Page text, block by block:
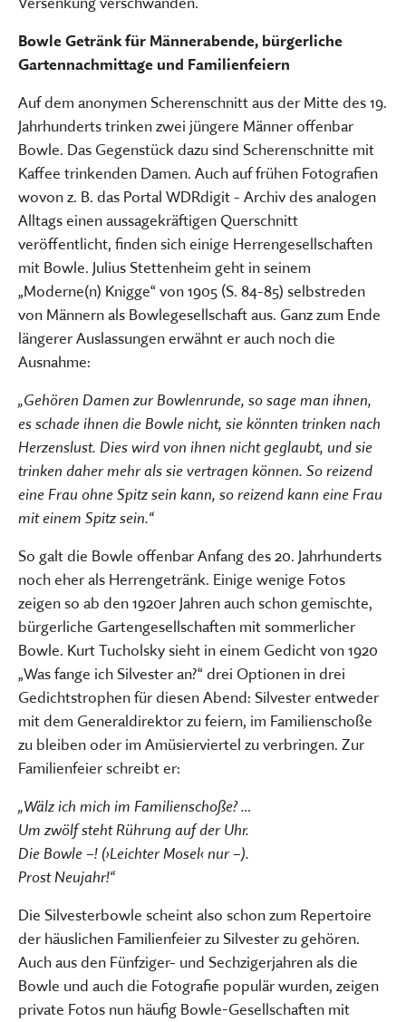
Bowle Getränk für Männerabende, bürgerliche
Gartennachmittage und Familienfeiern
Auf dem anonymen Scherenschnitt aus der Mitte des 19.
Jahrhunderts trinken zwei jüngere Männer offenbar
Bowle. Das Gegenstück dazu sind Scherenschnitte mit
Kaffee trinkenden Damen. Auch auf frühen Fotografien
wovon z. B. das Portal WDRdigit - Archiv des analogen
Alltags einen aussagekräftigen Querschnitt
veröffentlicht, finden sich einige Herrengesellschaften
mit Bowle. Julius Stettenheim geht in seinem
„Moderne(n) Knigge“ von 1905 (S. 84-85) selbstreden
von Männern als Bowlegesellschaft aus. Ganz zum Ende
längerer Auslassungen erwähnt er auch noch die
Ausnahme:
„Gehören Damen zur Bowlenrunde, so sage man ihnen,
es schade ihnen die Bowle nicht, sie könnten trinken nach
Herzenslust. Dies wird von ihnen nicht geglaubt, und sie
trinken daher mehr als sie vertragen können. So reizend
eine Frau ohne Spitz sein kann, so reizend kann eine Frau
mit einem Spitz sein.“
So galt die Bowle offenbar Anfang des 20. Jahrhunderts
noch eher als Herrengetränk. Einige wenige Fotos
zeigen so ab den 1920er Jahren auch schon gemischte,
bürgerliche Gartengesellschaften mit sommerlicher
Bowle. Kurt Tucholsky sieht in einem Gedicht von 1920
„Was fange ich Silvester an?“ drei Optionen in drei
Gedichtstrophen für diesen Abend: Silvester entweder
mit dem Generaldirektor zu feiern, im Familienschoße
zu bleiben oder im Amüsierviertel zu verbringen. Zur
Familienfeier schreibt er:
„Wälz ich mich im Familienschoße? …
Um zwölf steht Rührung auf der Uhr.
Die Bowle –! (›Leichter Mosel‹ nur –).
Prost Neujahr!“
Die Silvesterbowle scheint also schon zum Repertoire
der häuslichen Familienfeier zu Silvester zu gehören.
Auch aus den Fünfziger- und Sechzigerjahren als die
Bowle und auch die Fotografie populär wurden, zeigen
private Fotos nun häufig Bowle-Gesellschaften mit